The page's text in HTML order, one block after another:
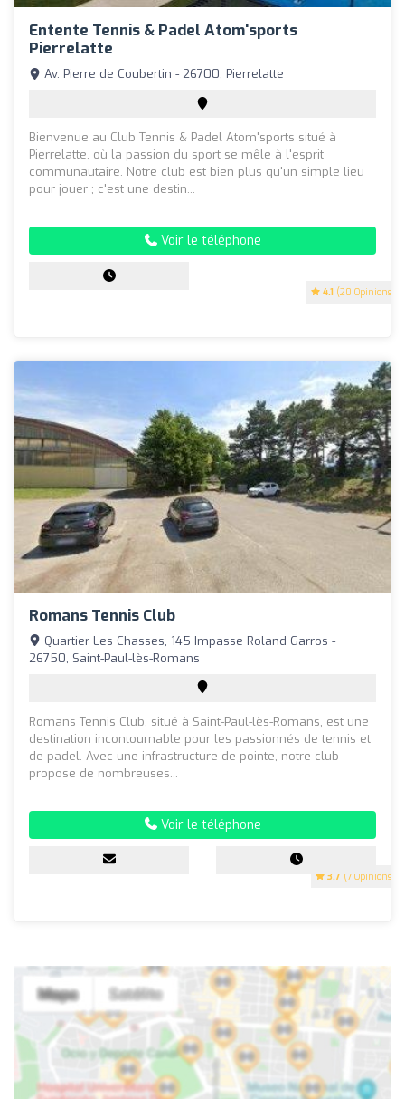
Entente Tennis & Padel Atom'sports
Pierrelatte
4.1 (20 Opinions)
Av. Pierre de Coubertin - 26700, Pierrelatte
Bienvenue au Club Tennis & Padel Atom'sports situé à
Pierrelatte, où la passion du sport se mêle à l'esprit
communautaire. Notre club est bien plus qu'un simple lieu
pour jouer ; c'est une destin...
Voir le téléphone
Romans Tennis Club
3.7 (7 Opinions)
Quartier Les Chasses, 145 Impasse Roland Garros -
26750, Saint-Paul-lès-Romans
Romans Tennis Club, situé à Saint-Paul-lès-Romans, est une
destination incontournable pour les passionnés de tennis et
de padel. Avec une infrastructure de pointe, notre club
propose de nombreuses...
Voir le téléphone